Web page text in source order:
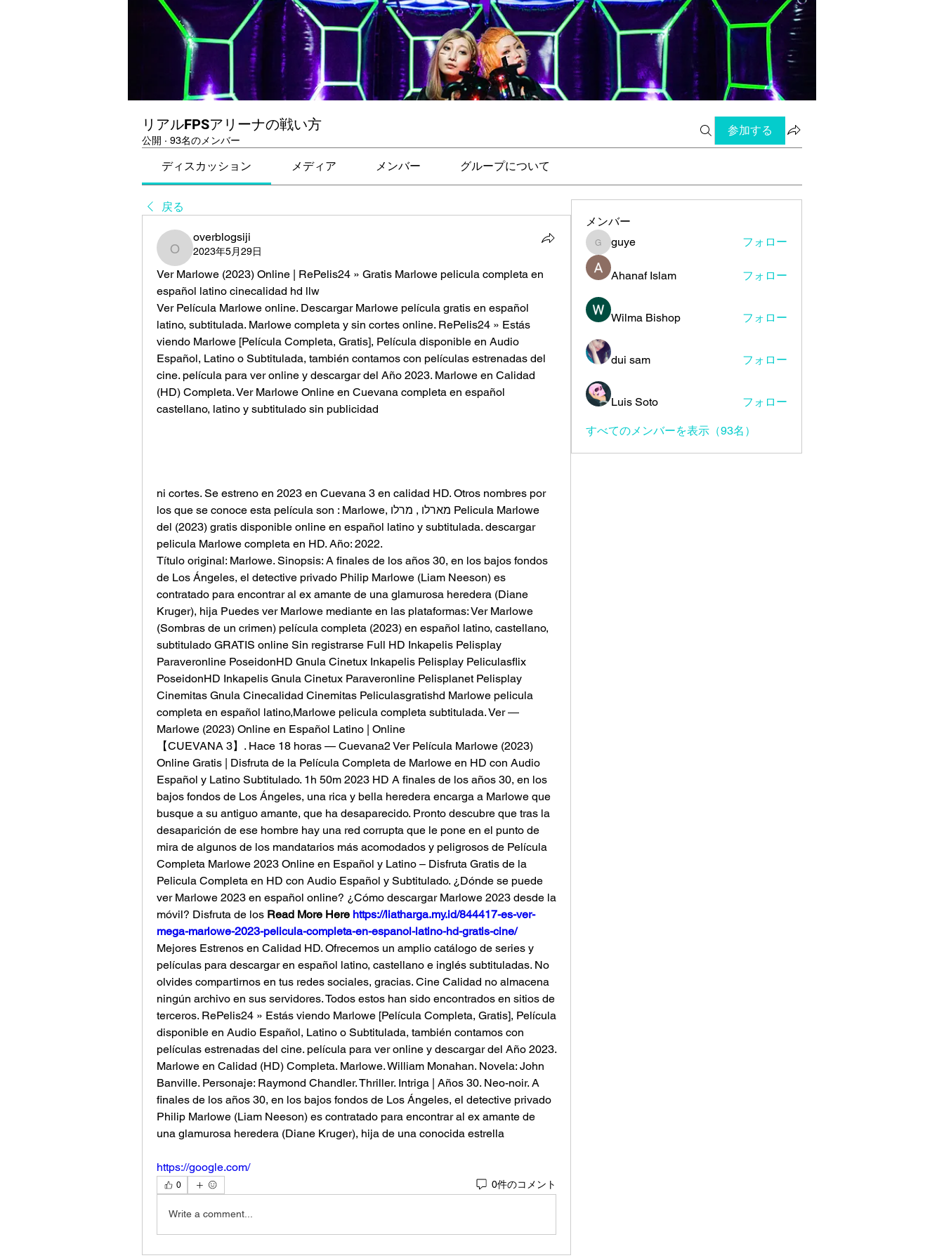
リアルFPSアリーナの戦い方
公開 · 93名のメンバー
参加する
ディスカッション メディア メンバー グループについて
戻る
overblogsiji
overblogsiji
2023年5月29日
Ver Marlowe (2023) Online | RePelis24 » Gratis Marlowe pelicula completa en
español latino cinecalidad hd llw
Ver Película Marlowe online. Descargar Marlowe película gratis en español
latino, subtitulada. Marlowe completa y sin cortes online. RePelis24 » Estás
viendo Marlowe [Película Completa, Gratis], Película disponible en Audio
Español, Latino o Subtitulada, también contamos con películas estrenadas del
cine. película para ver online y descargar del Año 2023. Marlowe en Calidad
(HD) Completa. Ver Marlowe Online en Cuevana completa en español
castellano, latino y subtitulado sin publicidad
ni cortes. Se estreno en 2023 en Cuevana 3 en calidad HD. Otros nombres por
los que se conoce esta película son : Marlowe, מארלו , מרלו Pelicula Marlowe
del (2023) gratis disponible online en español latino y subtitulada. descargar
pelicula Marlowe completa en HD. Año: 2022.
Título original: Marlowe. Sinopsis: A finales de los años 30, en los bajos fondos
de Los Ángeles, el detective privado Philip Marlowe (Liam Neeson) es
contratado para encontrar al ex amante de una glamurosa heredera (Diane
Kruger), hija Puedes ver Marlowe mediante en las plataformas: Ver Marlowe
(Sombras de un crimen) película completa (2023) en español latino, castellano,
subtitulado GRATIS online Sin registrarse Full HD Inkapelis Pelisplay
Paraveronline PoseidonHD Gnula Cinetux Inkapelis Pelisplay Peliculasflix
PoseidonHD Inkapelis Gnula Cinetux Paraveronline Pelisplanet Pelisplay
Cinemitas Gnula Cinecalidad Cinemitas Peliculasgratishd Marlowe pelicula
completa en español latino,Marlowe pelicula completa subtitulada. Ver ―
Marlowe (2023) Online en Español Latino | Online
【CUEVANA 3】. Hace 18 horas — Cuevana2 Ver Película Marlowe (2023)
Online Gratis | Disfruta de la Película Completa de Marlowe en HD con Audio
Español y Latino Subtitulado. 1h 50m 2023 HD A finales de los años 30, en los
bajos fondos de Los Ángeles, una rica y bella heredera encarga a Marlowe que
busque a su antiguo amante, que ha desaparecido. Pronto descubre que tras la
desaparición de ese hombre hay una red corrupta que le pone en el punto de
mira de algunos de los mandatarios más acomodados y peligrosos de Película
Completa Marlowe 2023 Online en Español y Latino – Disfruta Gratis de la
Pelicula Completa en HD con Audio Español y Subtitulado. ¿Dónde se puede
ver Marlowe 2023 en español online? ¿Cómo descargar Marlowe 2023 desde la
móvil? Disfruta de los Read More Here https://liatharga.my.id/844417-es-ver-
mega-marlowe-2023-pelicula-completa-en-espanol-latino-hd-gratis-cine/
Mejores Estrenos en Calidad HD. Ofrecemos un amplio catálogo de series y
películas para descargar en español latino, castellano e inglés subtituladas. No
olvides compartirnos en tus redes sociales, gracias. Cine Calidad no almacena
ningún archivo en sus servidores. Todos estos han sido encontrados en sitios de
terceros. RePelis24 » Estás viendo Marlowe [Película Completa, Gratis], Película
disponible en Audio Español, Latino o Subtitulada, también contamos con
películas estrenadas del cine. película para ver online y descargar del Año 2023.
Marlowe en Calidad (HD) Completa. Marlowe. William Monahan. Novela: John
Banville. Personaje: Raymond Chandler. Thriller. Intriga | Años 30. Neo-noir. A
finales de los años 30, en los bajos fondos de Los Ángeles, el detective privado
Philip Marlowe (Liam Neeson) es contratado para encontrar al ex amante de
una glamurosa heredera (Diane Kruger), hija de una conocida estrella
https://google.com/
0 0件のコメント
Write a comment...
メンバー
guye
guye フォロー
Ahanaf Islam フォロー
Wilma Bishop フォロー
dui sam フォロー
Luis Soto フォロー
すべてのメンバーを表示（93名）